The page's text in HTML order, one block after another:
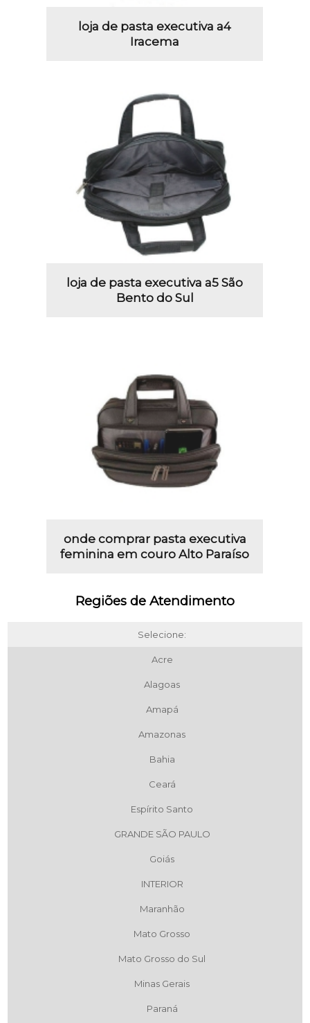
loja de pasta executiva a4
Iracema
loja de pasta executiva a5 São
Bento do Sul
onde comprar pasta executiva
feminina em couro Alto Paraíso
Regiões de Atendimento
Selecione:
Acre
Alagoas
Amapá
Amazonas
Bahia
Ceará
Espírito Santo
GRANDE SÃO PAULO
Goiás
INTERIOR
Maranhão
Mato Grosso
Mato Grosso do Sul
Minas Gerais
Paraná